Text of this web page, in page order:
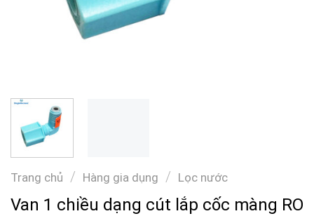
Trang chủ / Hàng gia dụng / Lọc nước
Van 1 chiều dạng cút lắp cốc màng RO